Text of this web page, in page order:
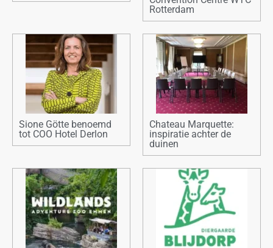
Rotterdam
Sione Götte benoemd
tot COO Hotel Derlon
Chateau Marquette:
inspiratie achter de
duinen